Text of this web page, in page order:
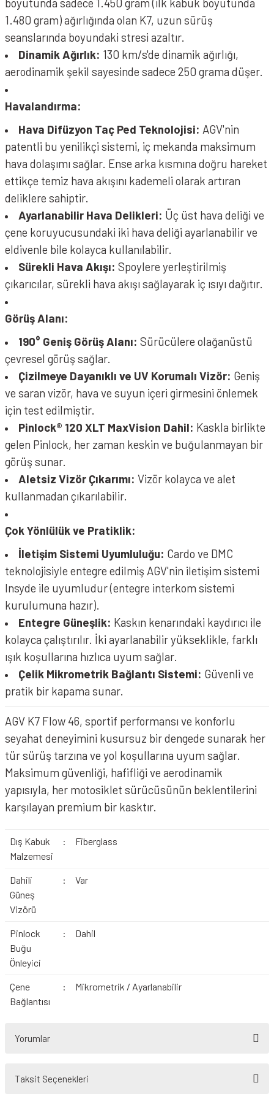
1.480 gram) ağırlığında olan K7, uzun sürüş
seanslarında boyundaki stresi azaltır.
Dinamik Ağırlık: 130 km/s'de dinamik ağırlığı,
aerodinamik şekil sayesinde sadece 250 grama düşer.
Havalandırma:
Hava Difüzyon Taç Ped Teknolojisi: AGV'nin
patentli bu yenilikçi sistemi, iç mekanda maksimum
hava dolaşımı sağlar. Ense arka kısmına doğru hareket
ettikçe temiz hava akışını kademeli olarak artıran
deliklere sahiptir.
Ayarlanabilir Hava Delikleri: Üç üst hava deliği ve
çene koruyucusundaki iki hava deliği ayarlanabilir ve
eldivenle bile kolayca kullanılabilir.
Sürekli Hava Akışı: Spoylere yerleştirilmiş
çıkarıcılar, sürekli hava akışı sağlayarak iç ısıyı dağıtır.
Görüş Alanı:
190° Geniş Görüş Alanı: Sürücülere olağanüstü
çevresel görüş sağlar.
Çizilmeye Dayanıklı ve UV Korumalı Vizör: Geniş
ve saran vizör, hava ve suyun içeri girmesini önlemek
için test edilmiştir.
Pinlock® 120 XLT MaxVision Dahil: Kaskla birlikte
gelen Pinlock, her zaman keskin ve buğulanmayan bir
görüş sunar.
Aletsiz Vizör Çıkarımı: Vizör kolayca ve alet
kullanmadan çıkarılabilir.
Çok Yönlülük ve Pratiklik:
İletişim Sistemi Uyumluluğu: Cardo ve DMC
teknolojisiyle entegre edilmiş AGV'nin iletişim sistemi
Insyde ile uyumludur (entegre interkom sistemi
kurulumuna hazır).
Entegre Güneşlik: Kaskın kenarındaki kaydırıcı ile
kolayca çalıştırılır. İki ayarlanabilir yükseklikle, farklı
ışık koşullarına hızlıca uyum sağlar.
Çelik Mikrometrik Bağlantı Sistemi: Güvenli ve
pratik bir kapama sunar.
AGV K7 Flow 46, sportif performansı ve konforlu
seyahat deneyimini kusursuz bir dengede sunarak her
tür sürüş tarzına ve yol koşullarına uyum sağlar.
Maksimum güvenliği, hafifliği ve aerodinamik
yapısıyla, her motosiklet sürücüsünün beklentilerini
karşılayan premium bir kasktır.
Dış Kabuk
Malzemesi
: Fiberglass
Dahili
Güneş
Vizörü
: Var
Pinlock
Buğu
Önleyici
: Dahil
Çene
Bağlantısı
: Mikrometrik / Ayarlanabilir
Yorumlar
Taksit Seçenekleri